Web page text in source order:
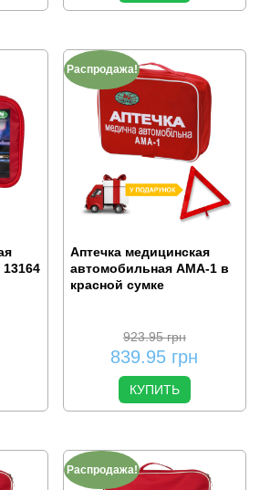
Распродажа!
Аптечка медицинская
автомобильная АМА-1 в
красной сумке
923.95грн
839.95 грн
КУПИТЬ
Распродажа!